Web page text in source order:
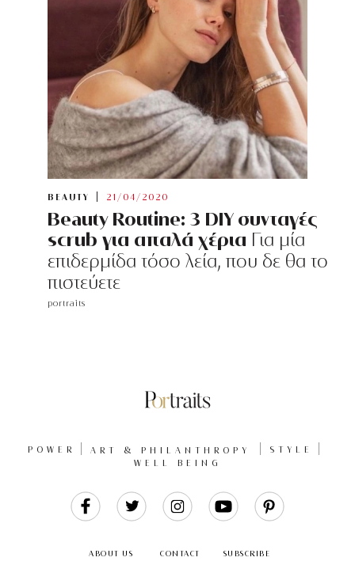
BEAUTY 21/04/2020
Beauty Routine: 3 DIY συνταγές
scrub για απαλά χέρια Για μία
επιδερμίδα τόσο λεία, που δε θα το
πιστεύετε
portraits
POWER ART & PHILANTHROPY
STYLE
WELL BEING
ABOUT US CONTACT SUBSCRIBE